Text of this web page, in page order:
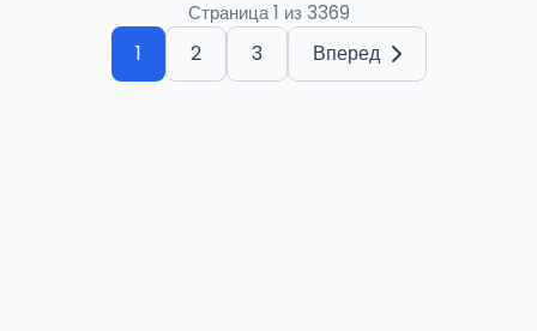
Страница 1 из 3369
1 2 3 Вперед